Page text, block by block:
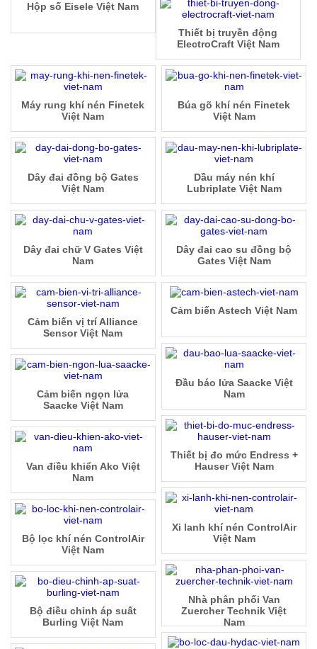
Hộp số Eisele Việt Nam
Thiết bị truyền động
ElectroCraft Việt Nam
Búa gõ khí nén Finetek
Việt Nam
Máy rung khí nén Finetek
Việt Nam
Dầu máy nén khí
Lubriplate Việt Nam
Dây đai đồng bộ Gates
Việt Nam
Dây đai cao su đồng bộ
Gates Việt Nam
Dây đai chữ V Gates Việt
Nam
Cảm biến Astech Việt Nam
Cảm biến vị trí Alliance
Sensor Việt Nam
Đầu báo lửa Saacke Việt
Nam
Cảm biến ngọn lửa
Saacke Việt Nam
Thiết bị đo mức Endress +
Hauser Việt Nam
Van điều khiển Ako Việt
Nam
Xi lanh khí nén ControlAir
Việt Nam
Bộ lọc khí nén ControlAir
Việt Nam
Nhà phân phối Van
Zuercher Technik Việt
Nam
Bộ điều chỉnh áp suất
Burling Việt Nam